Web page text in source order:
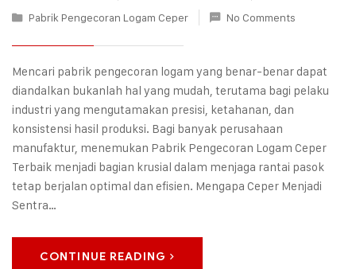
Pabrik Pengecoran Logam Ceper
No Comments
Mencari pabrik pengecoran logam yang benar-benar dapat
diandalkan bukanlah hal yang mudah, terutama bagi pelaku
industri yang mengutamakan presisi, ketahanan, dan
konsistensi hasil produksi. Bagi banyak perusahaan
manufaktur, menemukan Pabrik Pengecoran Logam Ceper
Terbaik menjadi bagian krusial dalam menjaga rantai pasok
tetap berjalan optimal dan efisien. Mengapa Ceper Menjadi
Sentra…
CONTINUE READING